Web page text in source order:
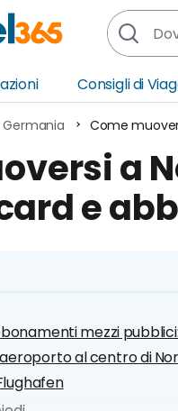
Medio
Consigli di
Germania Come
a
e
mezzi
al centro di